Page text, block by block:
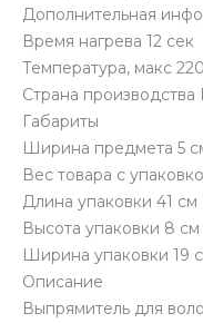
Дополнительная
Время нагрева 12 сек
Температура, макс
Страна производства
Габариты
Ширина предмета 5
Вес товара с
Длина упаковки 41 см
Высота упаковки 8 см
Ширина упаковки 19
Описание
Выпрямитель для